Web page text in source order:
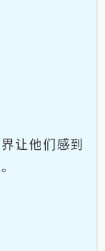
让他们感到